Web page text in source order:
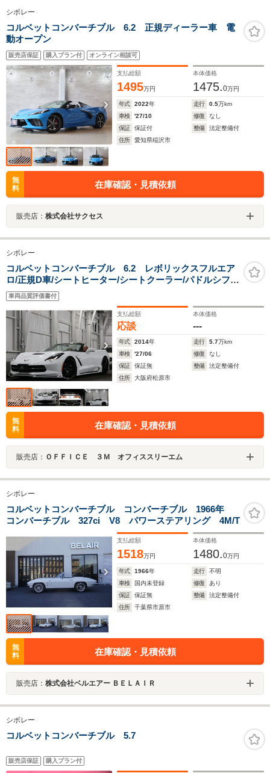
シボレー
コルベットコンバーチブル 6.2 正規ディーラー車 電
動オープン
販売店保証 購入プラン付 オンライン相談可
支払総額
1495万円
本体価格
1475.0万円
年式 2022年 走行 0.5万km
車検
'27/10 修復
なし
保証
保証付 整備
法定整備付
住所
愛知県稲沢市
無
料
在庫確認・見積依頼
販売店： 株式会社サクセス
シボレー
コルベットコンバーチブル 6.2 レボリックスフルエア
ロ/正規D車/シートヒーター/シートクーラー/パドルシフ
ト/バックカメラ/ブラウンレザー/幌動作確認済み
車両品質評価書付
支払総額
応談
本体価格
---
年式 2014年 走行 5.7万km
車検
'27/06 修復
なし
保証
保証無 整備
法定整備付
住所
大阪府松原市
無
料
在庫確認・見積依頼
販売店： ＯＦＦＩＣＥ ３Ｍ オフィススリーエム
シボレー
コルベットコンバーチブル コンバーチブル 1966年
コンバーチブル 327ci V8 パワーステアリング 4M/T
支払総額
1518万円
本体価格
1480.0万円
年式 1966年 走行
不明
車検
国内未登録 修復
あり
保証
保証無 整備
法定整備付
住所
千葉県市原市
無
料
在庫確認・見積依頼
販売店： 株式会社ベルエアー ＢＥＬＡＩＲ
シボレー
コルベットコンバーチブル 5.7
販売店保証 購入プラン付